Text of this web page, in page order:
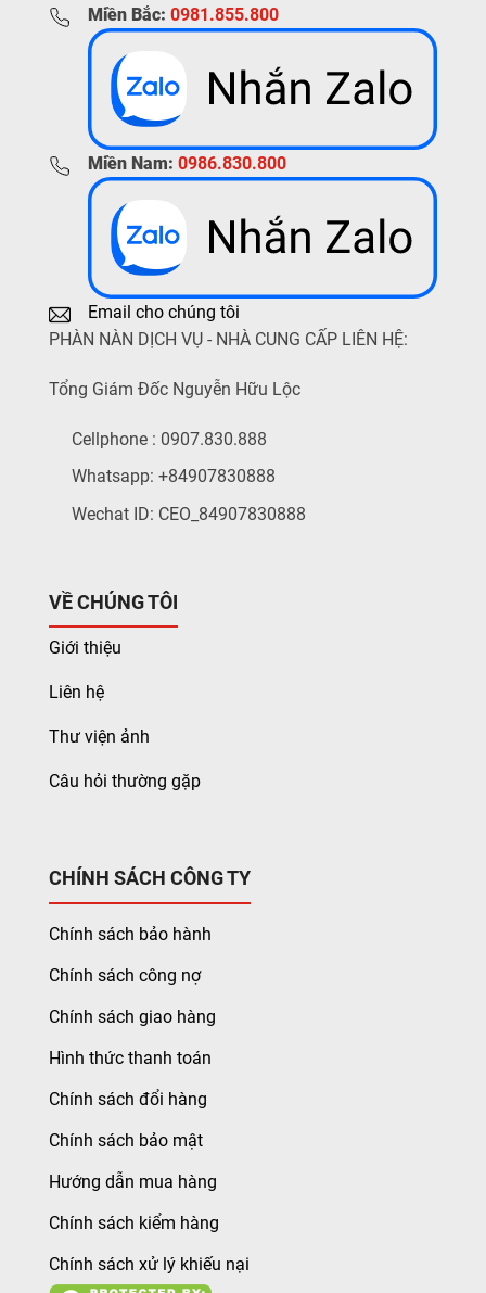
Miền Bắc: 0981.855.800
Miền Nam: 0986.830.800
Email cho chúng tôi
PHÀN NÀN DỊCH VỤ - NHÀ CUNG CẤP LIÊN HỆ:
Tổng Giám Đốc Nguyễn Hữu Lộc
Cellphone : 0907.830.888
Whatsapp: +84907830888
Wechat ID: CEO_84907830888
VỀ CHÚNG TÔI
Giới thiệu
Liên hệ
Thư viện ảnh
Câu hỏi thường gặp
CHÍNH SÁCH CÔNG TY
Chính sách bảo hành
Chính sách công nợ
Chính sách giao hàng
Hình thức thanh toán
Chính sách đổi hàng
Chính sách bảo mật
Hướng dẫn mua hàng
Chính sách kiểm hàng
Chính sách xử lý khiếu nại